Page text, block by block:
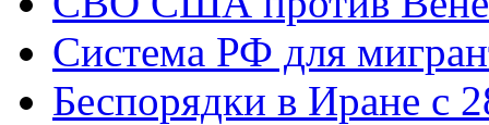
Система РФ для
Беспорядки в Иране с